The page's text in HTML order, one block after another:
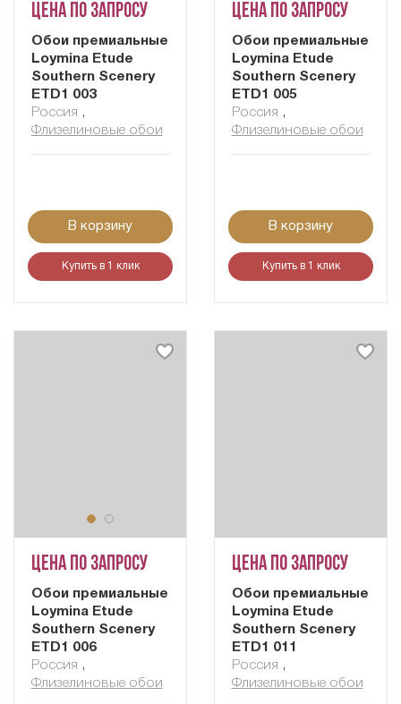
Цена по запросу
Обои премиальные
Loymina Etude
Southern Scenery
ETD1 003
Россия ,
Флизелиновые обои
В корзину
Купить в 1 клик
Цена по запросу
Обои премиальные
Loymina Etude
Southern Scenery
ETD1 005
Россия ,
Флизелиновые обои
В корзину
Купить в 1 клик
Цена по запросу
Обои премиальные
Loymina Etude
Southern Scenery
ETD1 006
Россия ,
Флизелиновые обои
Цена по запросу
Обои премиальные
Loymina Etude
Southern Scenery
ETD1 011
Россия ,
Флизелиновые обои